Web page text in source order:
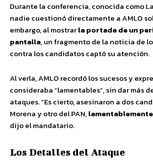
Durante la conferencia, conocida como
nadie cuestionó directamente a AMLO
embargo, al mostrarla portada de un
pantalla, un fragmento de la noticia de
contra los candidatos captó su atención.
Al verla, AMLO recordó los sucesos y
consideraba “lamentables”, sin dar más
ataques. “Es cierto, asesinaron a dos
Morena y otro del PAN,lamentablemente
dijo el mandatario.
Los Detalles del Ataque